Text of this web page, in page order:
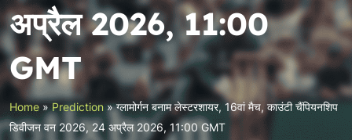
अप्रैल 2026, 11:00
GMT
Home » Prediction»ग्लामोर्गन बनाम लेस्टरशायर, 16वां मैच, काउंटी चैंपियनशिप
डिवीजन वन 2026, 24 अप्रैल 2026, 11:00 GMT